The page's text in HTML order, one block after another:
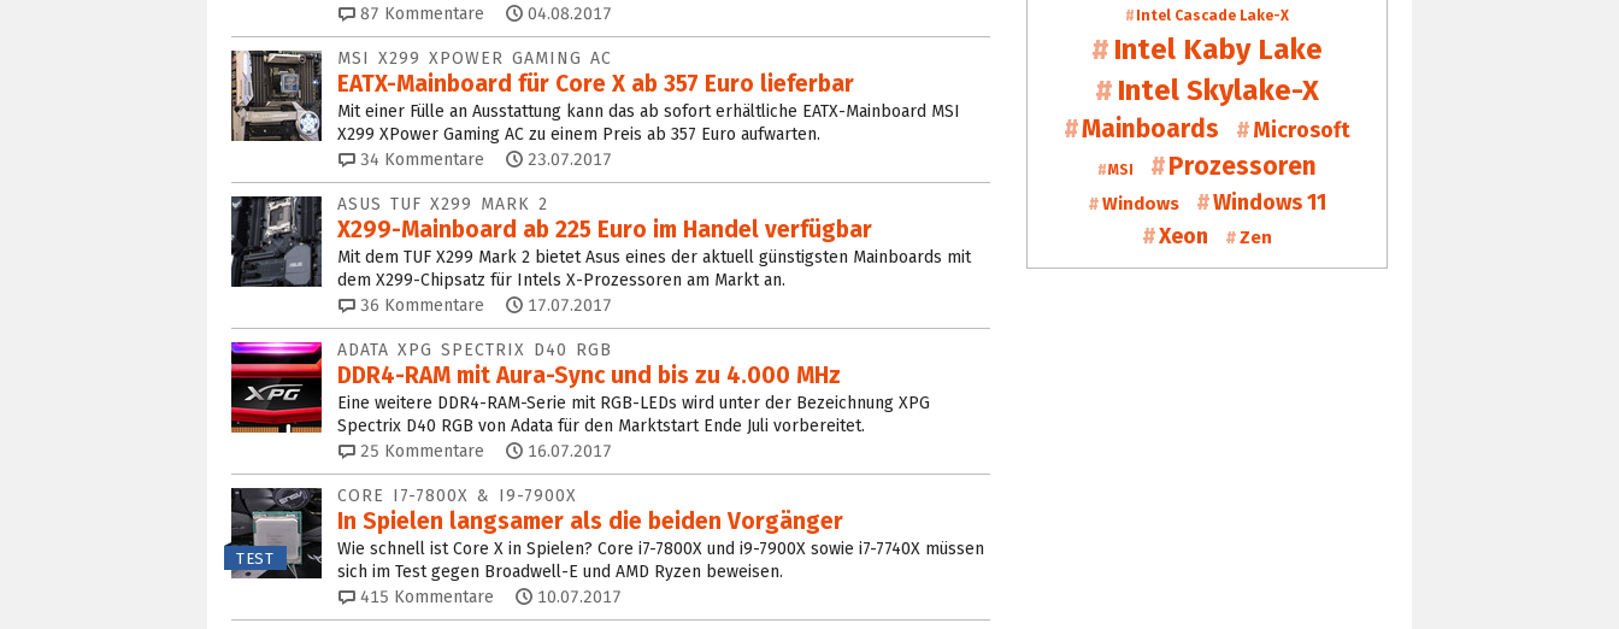
87 Kommentare 04.08.2017
MSI X299 XPOWER GAMING AC
EATX-Mainboard für Core X ab 357 Euro lieferbar
Mit einer Fülle an Ausstattung kann das ab sofort erhältliche EATX-Mainboard MSI
X299 XPower Gaming AC zu einem Preis ab 357 Euro aufwarten.
34 Kommentare 23.07.2017
ASUS TUF X299 MARK 2
X299-Mainboard ab 225 Euro im Handel verfügbar
Mit dem TUF X299 Mark 2 bietet Asus eines der aktuell günstigsten Mainboards mit
dem X299-Chipsatz für Intels X-Prozessoren am Markt an.
36 Kommentare 17.07.2017
ADATA XPG SPECTRIX D40 RGB
DDR4-RAM mit Aura-Sync und bis zu 4.000 MHz
Eine weitere DDR4-RAM-Serie mit RGB-LEDs wird unter der Bezeichnung XPG
Spectrix D40 RGB von Adata für den Marktstart Ende Juli vorbereitet.
25 Kommentare 16.07.2017
TEST
CORE I7-7800X & I9-7900X
In Spielen langsamer als die beiden Vorgänger
Wie schnell ist Core X in Spielen? Core i7-7800X und i9-7900X sowie i7-7740X müssen
sich im Test gegen Broadwell-E und AMD Ryzen beweisen.
415 Kommentare 10.07.2017
Intel Cascade Lake-X
Intel Kaby Lake
Intel Skylake-X
Mainboards Microsoft
MSI Prozessoren
Windows
Windows 11
Xeon
Zen